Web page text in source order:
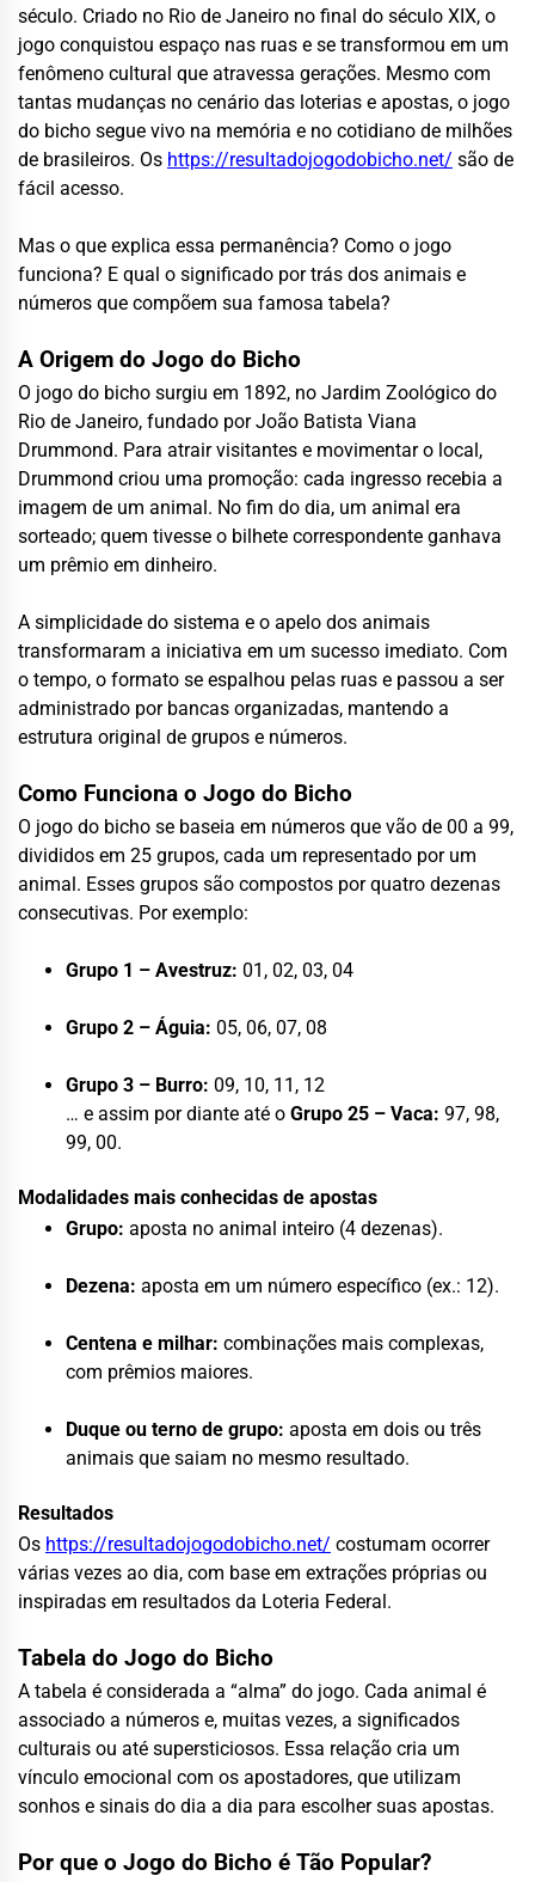
século. Criado no Rio de Janeiro no final do século XIX, o
jogo conquistou espaço nas ruas e se transformou em um
fenômeno cultural que atravessa gerações. Mesmo com
tantas mudanças no cenário das loterias e apostas, o jogo
do bicho segue vivo na memória e no cotidiano de milhões
de brasileiros. Os https://resultadojogodobicho.net/ são de
fácil acesso.
Mas o que explica essa permanência? Como o jogo
funciona? E qual o significado por trás dos animais e
números que compõem sua famosa tabela?
A Origem do Jogo do Bicho
O jogo do bicho surgiu em 1892, no Jardim Zoológico do
Rio de Janeiro, fundado por João Batista Viana
Drummond. Para atrair visitantes e movimentar o local,
Drummond criou uma promoção: cada ingresso recebia a
imagem de um animal. No fim do dia, um animal era
sorteado; quem tivesse o bilhete correspondente ganhava
um prêmio em dinheiro.
A simplicidade do sistema e o apelo dos animais
transformaram a iniciativa em um sucesso imediato. Com
o tempo, o formato se espalhou pelas ruas e passou a ser
administrado por bancas organizadas, mantendo a
estrutura original de grupos e números.
Como Funciona o Jogo do Bicho
O jogo do bicho se baseia em números que vão de 00 a 99,
divididos em 25 grupos, cada um representado por um
animal. Esses grupos são compostos por quatro dezenas
consecutivas. Por exemplo:
Grupo 1 – Avestruz: 01, 02, 03, 04
Grupo 2 – Águia: 05, 06, 07, 08
Grupo 3 – Burro: 09, 10, 11, 12
… e assim por diante até o Grupo 25 – Vaca: 97, 98,
99, 00.
Modalidades mais conhecidas de apostas
Grupo: aposta no animal inteiro (4 dezenas).
Dezena: aposta em um número específico (ex.: 12).
Centena e milhar: combinações mais complexas,
com prêmios maiores.
Duque ou terno de grupo: aposta em dois ou três
animais que saiam no mesmo resultado.
Resultados
Os https://resultadojogodobicho.net/ costumam ocorrer
várias vezes ao dia, com base em extrações próprias ou
inspiradas em resultados da Loteria Federal.
Tabela do Jogo do Bicho
A tabela é considerada a “alma” do jogo. Cada animal é
associado a números e, muitas vezes, a significados
culturais ou até supersticiosos. Essa relação cria um
vínculo emocional com os apostadores, que utilizam
sonhos e sinais do dia a dia para escolher suas apostas.
Por que o Jogo do Bicho é Tão Popular?